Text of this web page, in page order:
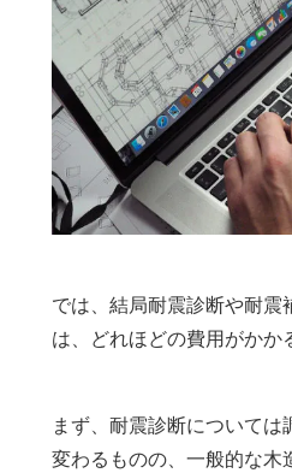
では、結局耐震診断や耐震
は、どれほどの費用がかか
まず、耐震診断について
変わるものの、一般的な木